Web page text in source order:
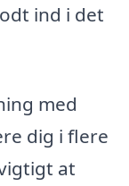
ind i det
med
dig i flere
at